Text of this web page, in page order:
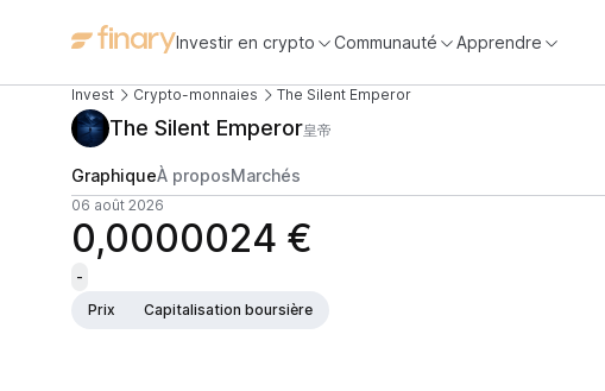
Investir en crypto Communauté Apprendre
Invest Crypto-monnaies The Silent Emperor
The Silent Emperor皇帝
GraphiqueÀ proposMarchés
06 août 2026
0,0000024 €
-
Prix
Capitalisation boursière